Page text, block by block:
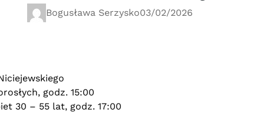
Bogusława Serzysko03/02/2026
godz. 15:00
30 – 55 lat, godz. 17:00